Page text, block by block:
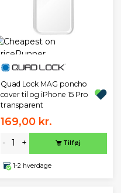
Quad Lock MAG poncho
cover til og iPhone 15 Pro
transparent
169,00 kr.
- + Tilføj
1-2 hverdage